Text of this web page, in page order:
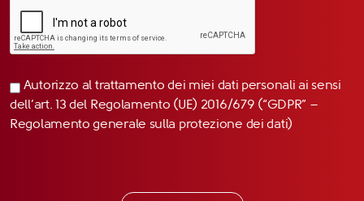
Autorizzo al trattamento dei miei dati personali ai sensi
dell’art. 13 del Regolamento (UE) 2016/679 (“GDPR” –
Regolamento generale sulla protezione dei dati)